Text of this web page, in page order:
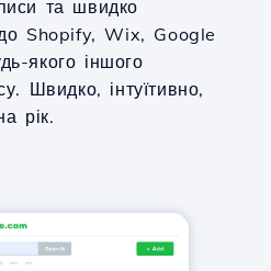
та швидко
Shopify, Wix, Google
якого іншого
Швидко, інтуїтивно,
рік.